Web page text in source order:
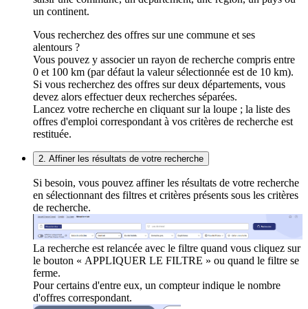
un continent.
Vous recherchez des offres sur une commune et ses
alentours ?
Vous pouvez y associer un rayon de recherche compris entre
0 et 100 km (par défaut la valeur sélectionnée est de 10 km).
Si vous recherchez des offres sur deux départements, vous
devez alors effectuer deux recherches séparées.
Lancez votre recherche en cliquant sur la loupe ; la liste des
offres d'emploi correspondant à vos critères de recherche est
restituée.
2. Affiner les résultats de votre recherche
Si besoin, vous pouvez affiner les résultats de votre recherche
en sélectionnant des filtres et critères présents sous les critères
de recherche.
La recherche est relancée avec le filtre quand vous cliquez sur
le bouton « APPLIQUER LE FILTRE » ou quand le filtre se
ferme.
Pour certains d'entre eux, un compteur indique le nombre
d'offres correspondant.